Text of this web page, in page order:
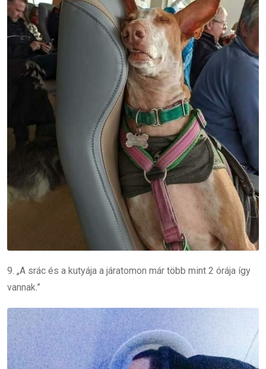
9. „A srác és a kutyája a járatomon már több mint 2 órája így
vannak.”